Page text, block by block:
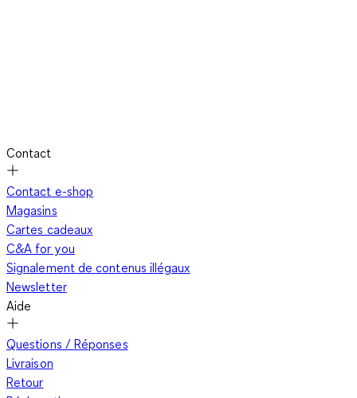
Contact
Contact e-shop
Magasins
Cartes cadeaux
C&A for you
Signalement de contenus illégaux
Newsletter
Aide
Questions / Réponses
Livraison
Retour